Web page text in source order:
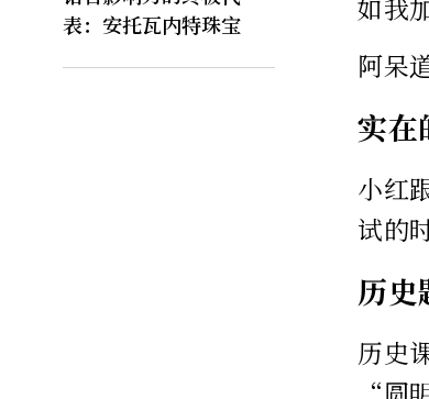
表：安托瓦内特珠宝
如我
阿呆
实在
小红
试的
历史
历史